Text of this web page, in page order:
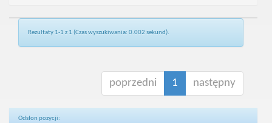
Rezultaty 1-1 z 1 (Czas wyszukiwania: 0.002 sekund).
poprzedni 1 następny
Odsłon pozycji: